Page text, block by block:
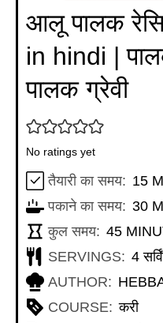
आलू पालक
in hindi |
पालक ग्रेवी
No ratings yet
तैयारी का समय: 15
पकाने का समय: 30
कुल समय: 45
SERVINGS: 4
AUTHOR:
COURSE: करी